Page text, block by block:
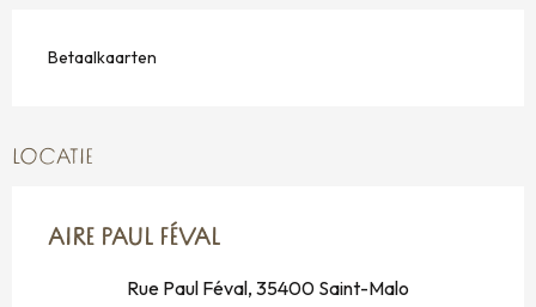
Betaalkaarten
LOCATIE
AIRE PAUL FÉVAL
Rue Paul Féval, 35400 Saint-Malo